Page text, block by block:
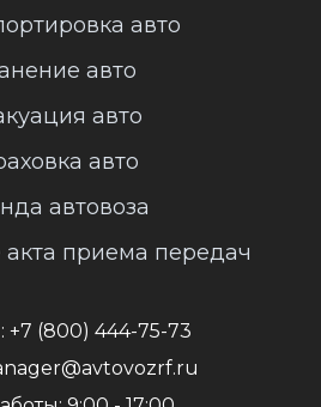
авто
авто
авто
авто
автовоза
акта приема передач
+7 (800) 444-75-73